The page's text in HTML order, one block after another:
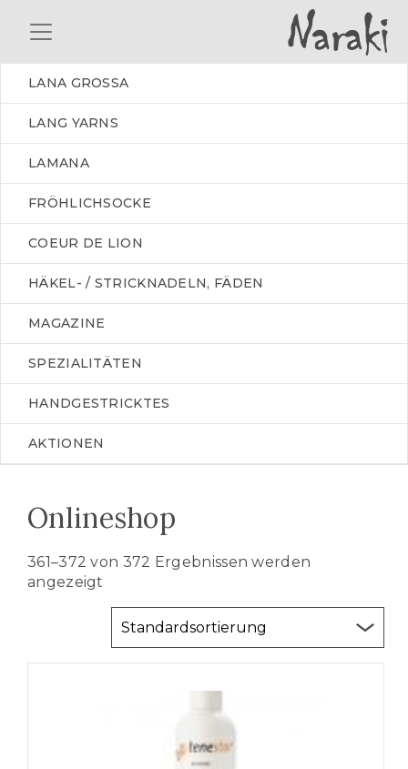
LANA GROSSA
LANG YARNS
LAMANA
FRÖHLICHSOCKE
COEUR DE LION
HÄKEL- / STRICKNADELN, FÄDEN
MAGAZINE
SPEZIALITÄTEN
HANDGESTRICKTES
AKTIONEN
Onlineshop
361–372 von 372 Ergebnissen werden
angezeigt